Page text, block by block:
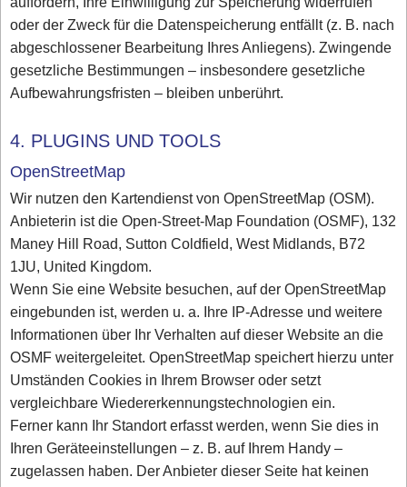
oder der Zweck für die Datenspeicherung entfällt (z. B. nach
abgeschlossener Bearbeitung Ihres Anliegens). Zwingende
gesetzliche Bestimmungen – insbesondere gesetzliche
Aufbewahrungsfristen – bleiben unberührt.
4. PLUGINS UND TOOLS
OpenStreetMap
Wir nutzen den Kartendienst von OpenStreetMap (OSM).
Anbieterin ist die Open-Street-Map Foundation (OSMF), 132
Maney Hill Road, Sutton Coldfield, West Midlands, B72
1JU, United Kingdom.
Wenn Sie eine Website besuchen, auf der OpenStreetMap
eingebunden ist, werden u. a. Ihre IP-Adresse und weitere
Informationen über Ihr Verhalten auf dieser Website an die
OSMF weitergeleitet. OpenStreetMap speichert hierzu unter
Umständen Cookies in Ihrem Browser oder setzt
vergleichbare Wiedererkennungstechnologien ein.
Ferner kann Ihr Standort erfasst werden, wenn Sie dies in
Ihren Geräteeinstellungen – z. B. auf Ihrem Handy –
zugelassen haben. Der Anbieter dieser Seite hat keinen